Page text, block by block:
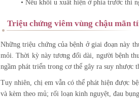
• Nếu khối u xuất hiện ở phía trước thì
Triệu chứng viêm vùng chậu mãn
Những triệu chứng của bệnh ở giai đoạn này
mỏi. Thời kỳ này tương đối dài, người bệnh
ngầm phát triển trong cơ thể gây ra suy nhược
Tuy nhiên, chị em vẫn có thể phát hiện được
và kèm theo mủ; rối loạn kinh nguyệt, đau